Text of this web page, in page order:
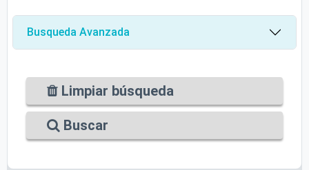
Busqueda Avanzada
Limpiar búsqueda
Buscar